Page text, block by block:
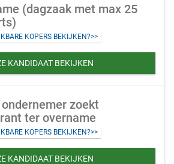
(dagzaak met max 25
KOPERS BEKIJKEN?>>
KANDIDAAT BEKIJKEN
zoekt
ter overname
KOPERS BEKIJKEN?>>
KANDIDAAT BEKIJKEN